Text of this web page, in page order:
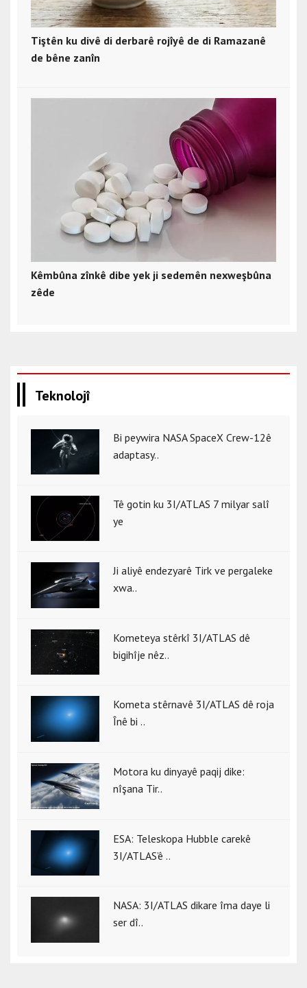
Tiştên ku divê di derbarê rojîyê de di Ramazanê
de bêne zanîn
Kêmbûna zînkê dibe yek ji sedemên nexweşbûna
zêde
Teknolojî
Bi peywira NASA SpaceX Crew-12ê
adaptasy..
Tê gotin ku 3I/ATLAS 7 milyar salî
ye
Ji aliyê endezyarê Tirk ve pergaleke
xwa..
Kometeya stêrkî 3I/ATLAS dê
bigihîje nêz..
Kometa stêrnavê 3I/ATLAS dê roja
Înê bi ..
Motora ku dinyayê paqij dike:
nîşana Tir..
ESA: Teleskopa Hubble carekê
3I/ATLAS’ê ..
NASA: 3I/ATLAS dikare îma daye li
ser dî..